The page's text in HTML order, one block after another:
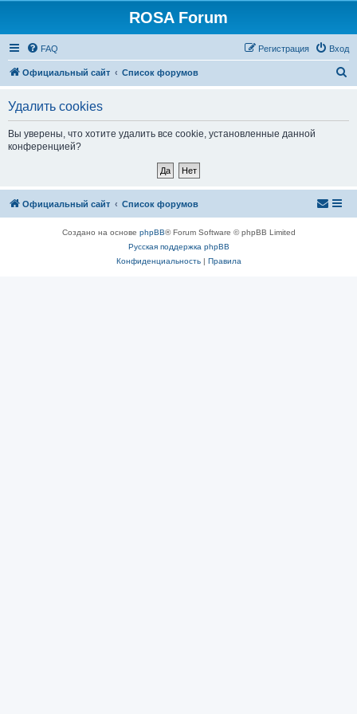
ROSA Forum
FAQ Вход
Регистрация
Официальный сайт Список форумов
Удалить cookies
Вы уверены, что хотите удалить все cookie, установленные данной
конференцией?
Официальный сайт Список форумов
Создано на основе phpBB® Forum Software © phpBB Limited
Русская поддержка phpBB
Конфиденциальность| Правила